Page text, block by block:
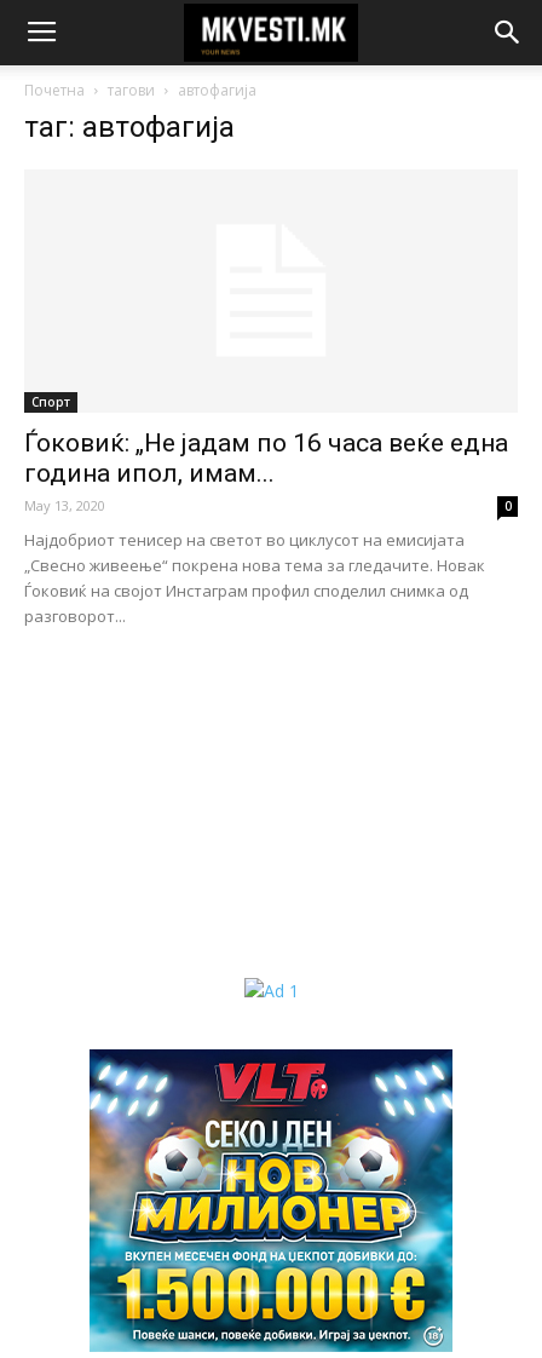
Почетна тагови автофагија
таг: автофагија
Спорт
Ѓоковиќ: „Не јадам по 16 часа веќе една
година ипол, имам...
May 13, 2020 0
Најдобриот тенисер на светот во циклусот на емисијата
„Свесно живеење“ покрена нова тема за гледачите. Новак
Ѓоковиќ на својот Инстаграм профил споделил снимка од
разговорот...